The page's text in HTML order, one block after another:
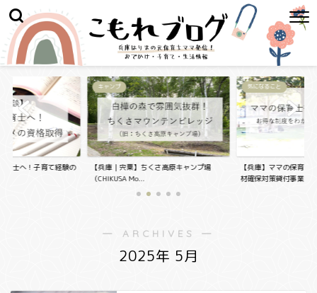
育士へ！子育て経験の
キャンプ
【兵庫｜宍粟】ちくさ高原キャンプ場
（CHIKUSA Mo...
気になること
【兵庫】ママの保育士
材確保対策貸付事業...
― ARCHIVES ―
2025年 5月